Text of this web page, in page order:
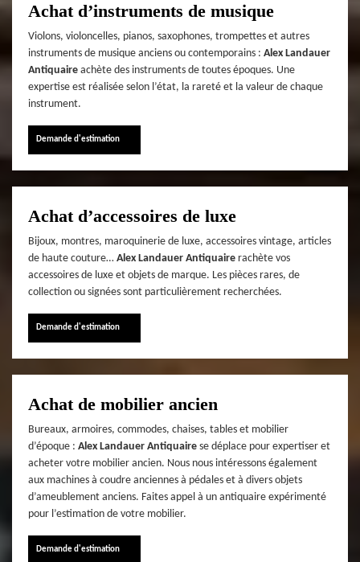
Achat d’instruments de musique
Violons, violoncelles, pianos, saxophones, trompettes et autres
instruments de musique anciens ou contemporains : Alex Landauer
Antiquaire achète des instruments de toutes époques. Une
expertise est réalisée selon l’état, la rareté et la valeur de chaque
instrument.
Demande d'estimation
Achat d’accessoires de luxe
Bijoux, montres, maroquinerie de luxe, accessoires vintage, articles
de haute couture… Alex Landauer Antiquaire rachète vos
accessoires de luxe et objets de marque. Les pièces rares, de
collection ou signées sont particulièrement recherchées.
Demande d'estimation
Achat de mobilier ancien
Bureaux, armoires, commodes, chaises, tables et mobilier
d’époque : Alex Landauer Antiquaire se déplace pour expertiser et
acheter votre mobilier ancien. Nous nous intéressons également
aux machines à coudre anciennes à pédales et à divers objets
d’ameublement anciens. Faites appel à un antiquaire expérimenté
pour l’estimation de votre mobilier.
Demande d'estimation